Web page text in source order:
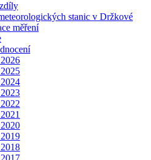
stanic v Držkové
měření